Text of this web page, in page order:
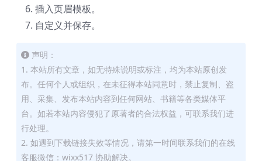
插入页眉模板。
自定义并保存。
声明：
1. 本站所有文章，如无特殊说明或标注，均为本站原创发
布。任何个人或组织，在未征得本站同意时，禁止复制、盗
用、采集、发布本站内容到任何网站、书籍等各类媒体平
台。如若本站内容侵犯了原著者的合法权益，可联系我们进
行处理。
2. 如遇到下载链接失效等情况，请第一时间联系我们的在线
客服微信：wixx517 协助解决。